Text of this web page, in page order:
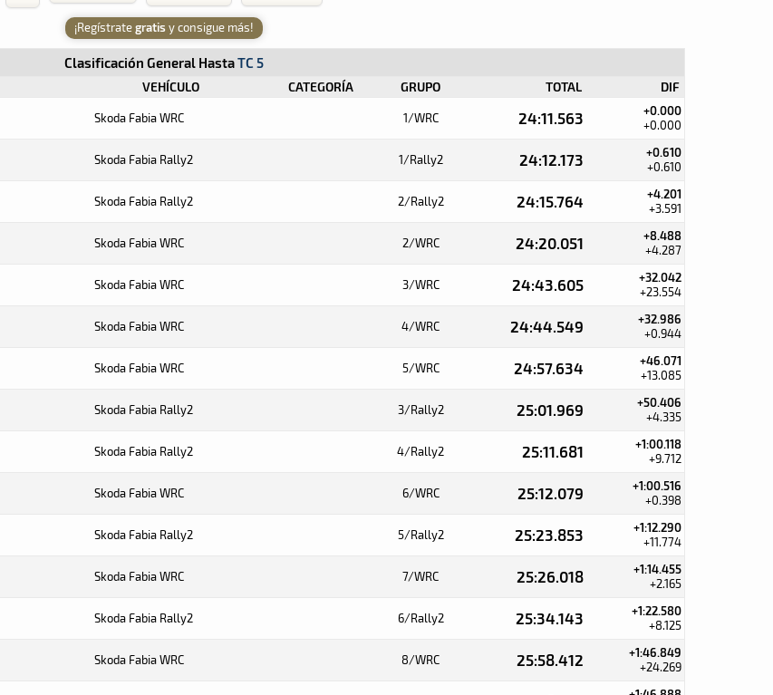
¡Regístrategratis y consigue más!
Clasificación General HastaTC 5
VEHÍCULO CATEGORÍA GRUPO TOTAL DIF
Skoda Fabia WRC 1/WRC 24:11.563 +0.000
+0.000
Skoda Fabia Rally2 1/Rally2 24:12.173 +0.610
+0.610
Skoda Fabia Rally2 2/Rally2 24:15.764 +4.201
+3.591
Skoda Fabia WRC 2/WRC 24:20.051 +8.488
+4.287
Skoda Fabia WRC 3/WRC 24:43.605 +32.042
+23.554
Skoda Fabia WRC 4/WRC 24:44.549 +32.986
+0.944
Skoda Fabia WRC 5/WRC 24:57.634 +46.071
+13.085
Skoda Fabia Rally2 3/Rally2 25:01.969 +50.406
+4.335
Skoda Fabia Rally2 4/Rally2 25:11.681 +1:00.118
+9.712
Skoda Fabia WRC 6/WRC 25:12.079 +1:00.516
+0.398
Skoda Fabia Rally2 5/Rally2 25:23.853 +1:12.290
+11.774
Skoda Fabia WRC 7/WRC 25:26.018 +1:14.455
+2.165
Skoda Fabia Rally2 6/Rally2 25:34.143 +1:22.580
+8.125
Skoda Fabia WRC 8/WRC 25:58.412 +1:46.849
+24.269